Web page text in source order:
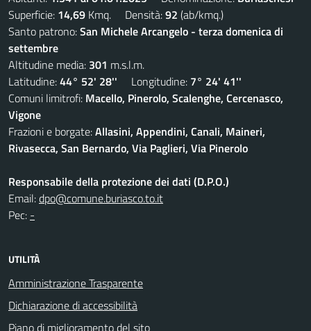
Superficie: 14,69 Kmq. Densità:92 (ab/kmq.)
Santo patrono:San Michele Arcangelo - terza domenica di
settembre
Altitudine media: 301 m.s.l.m.
Latitudine:44° 52' 28'' Longitudine: 7° 24' 41''
Comuni limitrofi: Macello, Pinerolo, Scalenghe, Cercenasco,
Vigone
Frazioni e borgate:Allasini, Appendini, Canali, Maineri,
Rivasecca, San Bernardo, Via Paglieri, Via Pinerolo
Responsabile della protezione dei dati (D.P.O.)
Email:dpo@comune.buriasco.to.it
Pec: -
UTILITÀ
Amministrazione Trasparente
Dichiarazione di accessibilità
Piano di miglioramento del sito